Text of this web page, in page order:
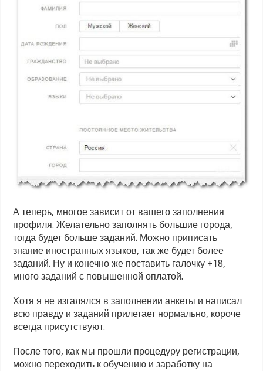
А теперь, многое зависит от вашего заполнения
профиля. Желательно заполнять большие города,
тогда будет больше заданий. Можно приписать
знание иностранных языков, так же будет более
заданий. Ну и конечно же поставить галочку +18,
много заданий с повышенной оплатой.
Хотя я не изгалялся в заполнении анкеты и написал
всю правду и заданий прилетает нормально, короче
всегда присутствуют.
После того, как мы прошли процедуру регистрации,
можно переходить к обучению и заработку на